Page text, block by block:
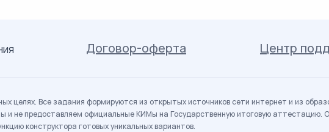
Договор-оферта Центр
целях. Все задания формируются из открытых источников сети интернет и из
не предоставляем официальные КИМы на Государственную итоговую аттестацию.
конструктора готовых уникальных вариантов.